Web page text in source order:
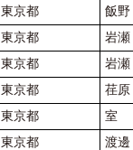
東京都
飯
東京都
岩
東京都
岩
東京都
荏
東京都
室
東京都
渡